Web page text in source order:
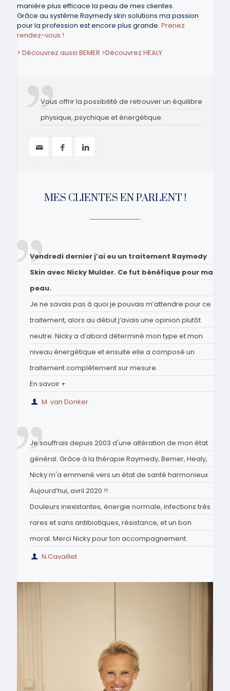
Grâce au système Raymedy skin solutions ma passion
pour la profession est encore plus grande.Prenez
rendez-vous !
Vous offrir la possibilité de retrouver un équilibre
physique, psychique et énergétique.
MES CLIENTES EN PARLENT !
Vendredi dernier j’ai eu un traitement Raymedy
Skin avec Nicky Mulder. Ce fut bénéfique pour ma
peau.
Je ne savais pas à quoi je pouvais m’attendre pour ce
traitement, alors au début j’avais une opinion plutôt
neutre. Nicky a d’abord déterminé mon type et mon
niveau énergétique et ensuite elle a composé un
traitement complètement sur mesure.
En savoir +
M. van Donker
Je souffrais depuis 2003 d'une altération de mon état
général. Grâce à la thérapie Raymedy, Bemer, Healy,
Nicky m'a emmené vers un état de santé harmonieux.
Aujourd’hui, avril 2020 !!
Douleurs inexistantes, énergie normale, infections très
rares et sans antibiotiques, résistance, et un bon
moral. Merci Nicky pour ton accompagnement.
N.Cavaillet